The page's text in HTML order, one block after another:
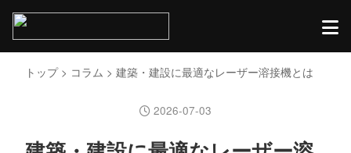
トップ> コラム > 建築・建設に最適なレーザー溶接機とは
2026-07-03